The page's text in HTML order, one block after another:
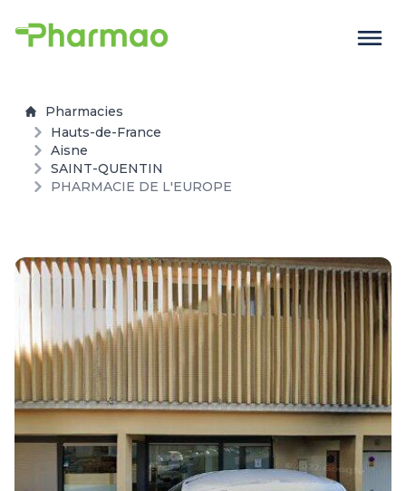
Pharmacies
Hauts-de-France
Aisne
SAINT-QUENTIN
PHARMACIE DE L'EUROPE